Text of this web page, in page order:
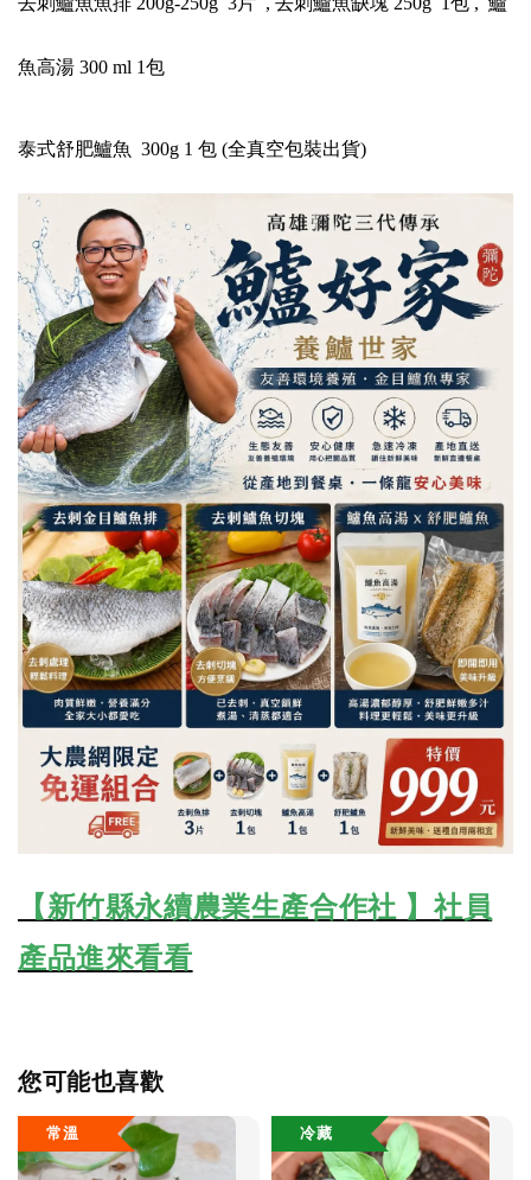
魚高湯 300 ml 1包
泰式舒肥鱸魚 300g 1 包 (全真空包裝出貨)
【新竹縣永續農業生產合作社 】社員
產品進來看看
您可能也喜歡
常溫 冷藏